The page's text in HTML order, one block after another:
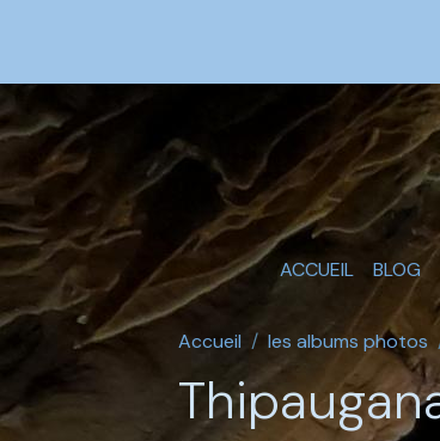
ACCUEIL BLOG
Accueil les albums photos